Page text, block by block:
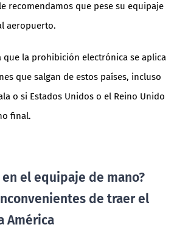
recomendamos que pese su equipaje
aeropuerto.
que la prohibición electrónica se aplica
que salgan de estos países, incluso
o si Estados Unidos o el Reino Unido
final.
el equipaje de mano?
de traer el
América